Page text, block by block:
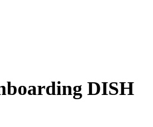
DISH